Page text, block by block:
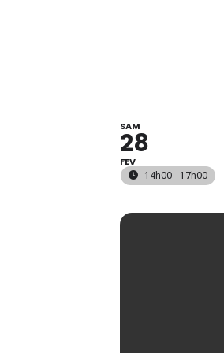
SAM
28
FEV
14h00 - 17h00